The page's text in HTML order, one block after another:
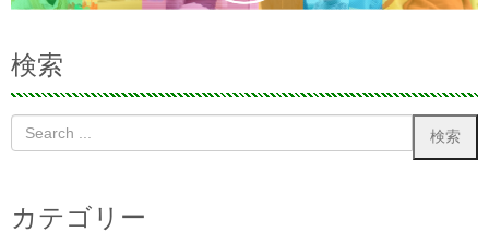
検索
カテゴリー